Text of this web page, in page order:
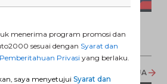
1 Jul 2026-31 Ags 2026
LIHAT SEMUA
menerima program promosi dan
sesuai dengan Syarat dan
Pemberitahuan Privasi yang berlaku.
saya menyetujui Syarat dan